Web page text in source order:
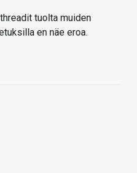
tuolta muiden
en näe eroa.